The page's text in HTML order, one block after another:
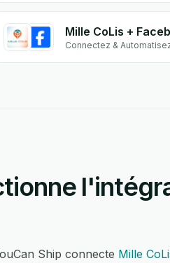
Connectez &
Ship connecte Mille